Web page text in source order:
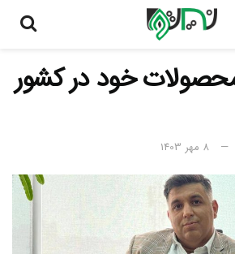
خود در کشور
8 مهر 1403